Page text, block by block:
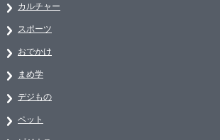
カルチャー
スポーツ
おでかけ
まめ学
デジもの
ペット